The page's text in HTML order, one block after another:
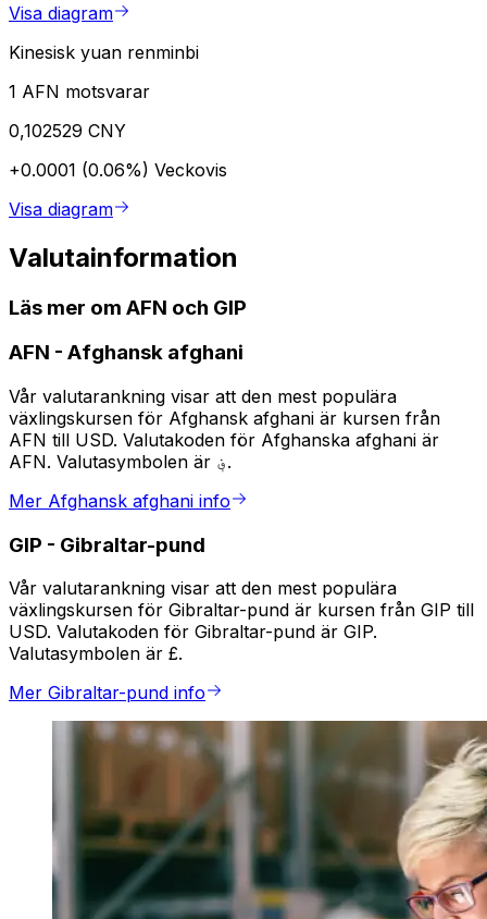
Visa diagram
Kinesisk yuan renminbi
1 AFN motsvarar
0,102529 CNY
+0.0001 (0.06%) Veckovis
Visa diagram
Valutainformation
Läs mer om AFN och GIP
AFN - Afghansk afghani
Vår valutarankning visar att den mest populära
växlingskursen för Afghansk afghani är kursen från
AFN till USD. Valutakoden för Afghanska afghani är
AFN. Valutasymbolen är ؋.
Mer Afghansk afghani info
GIP - Gibraltar-pund
Vår valutarankning visar att den mest populära
växlingskursen för Gibraltar-pund är kursen från GIP till
USD. Valutakoden för Gibraltar-pund är GIP.
Valutasymbolen är £.
Mer Gibraltar-pund info